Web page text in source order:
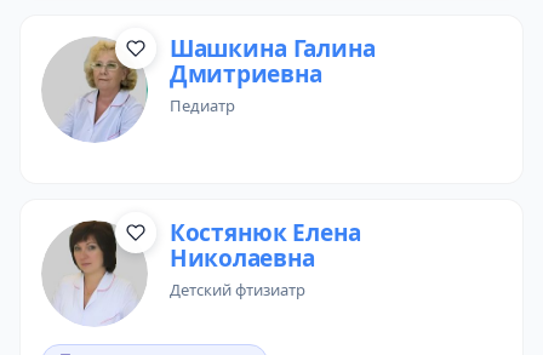
Шашкина Галина
Дмитриевна
педиатр
Костянюк Елена
Николаевна
детский фтизиатр